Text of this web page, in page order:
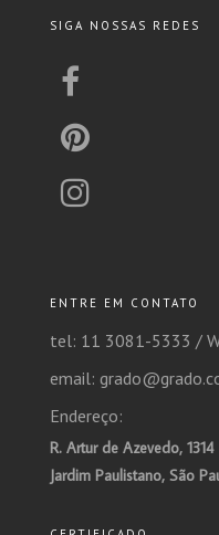
SIGA NOSSAS REDES
ENTRE EM CONTATO
tel: 11 3081-5333 /
email:
Endereço:
R. Artur de Azevedo, 1314
Jardim Paulistano, São